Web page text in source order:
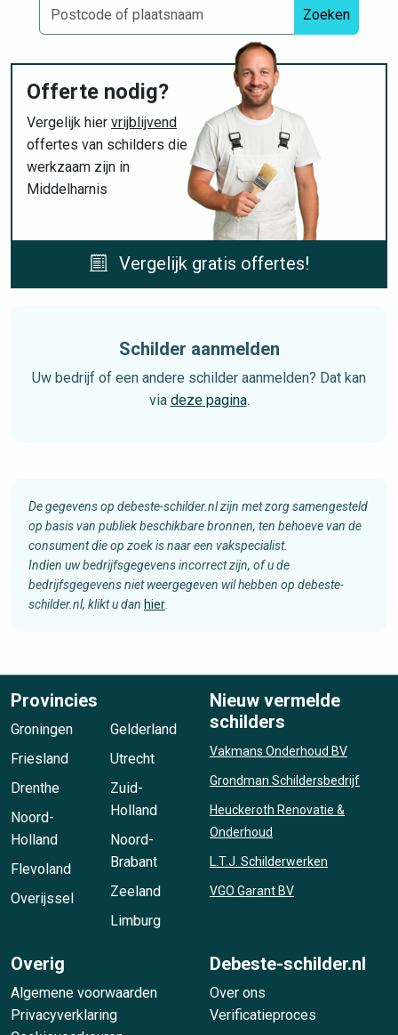
Zoeken
Offerte nodig?
Vergelijk hier vrijblijvend
offertes van schilders die
werkzaam zijn in
Middelharnis
Vergelijk gratis offertes!
Schilder aanmelden
Uw bedrijf of een andere schilder aanmelden? Dat kan
via deze pagina.
De gegevens op debeste-schilder.nl zijn met zorg samengesteld
op basis van publiek beschikbare bronnen, ten behoeve van de
consument die op zoek is naar een vakspecialist.
Indien uw bedrijfsgegevens incorrect zijn, of u de
bedrijfsgegevens niet weergegeven wil hebben op debeste-
schilder.nl, klikt u dan hier
Provincies
Groningen
Friesland
Drenthe
Noord-
Holland
Flevoland
Overijssel
Gelderland
Utrecht
Zuid-
Holland
Noord-
Brabant
Zeeland
Limburg
Nieuw vermelde
schilders
Vakmans Onderhoud BV
Grondman Schildersbedrijf
Heuckeroth Renovatie &
Onderhoud
L.T.J. Schilderwerken
VGO Garant BV
Overig
Algemene voorwaarden
Privacyverklaring
Debeste-schilder.nl
Over ons
Verificatieproces